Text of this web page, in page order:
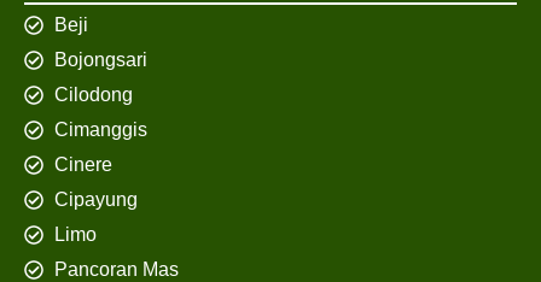
Beji
Bojongsari
Cilodong
Cimanggis
Cinere
Cipayung
Limo
Pancoran Mas